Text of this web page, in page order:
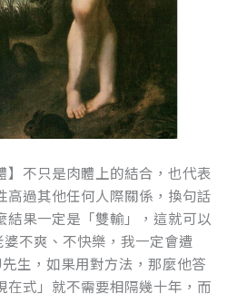
】不只是肉體上的結合，也代表
高過其他任何人際關係，換句話
結果一定是「雙輸」，這就可以
不爽、不快樂，我一定會遭
生，如果用對方法，那麼他答
在式」就不需要相隔幾十年，而